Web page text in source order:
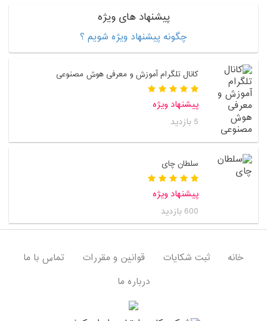
پیشنهاد های ویژه
چگونه پیشنهاد ویژه شویم ؟
کانال تلگرام آموزش و معرفی هوش مصنوعی
پیشنهاد ویژه
5 بازدید
سلطان چای
پیشنهاد ویژه
600 بازدید
خانه ثبت شکایات قوانین و مقررات
تماس با ما
درباره ما